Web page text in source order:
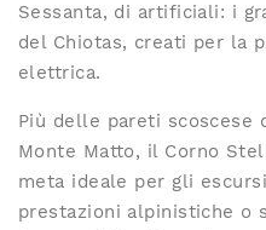
Sessanta, di artificiali: i
del Chiotas, creati per la
elettrica.
Più delle pareti scoscese
Monte Matto, il Corno
meta ideale per gli
prestazioni alpinistiche o